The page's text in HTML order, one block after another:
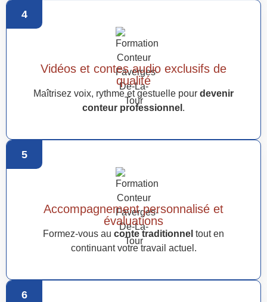
4
Vidéos et contes audio exclusifs de
qualité
Maîtrisez voix, rythme et gestuelle pour devenir
conteur professionnel .
5
Accompagnement personnalisé et
évaluations
Formez-vous au conte traditionnel tout en
continuant votre travail actuel.
6